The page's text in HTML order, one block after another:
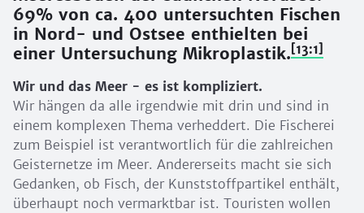
69% von ca. 400 untersuchten Fischen
in Nord- und Ostsee enthielten bei
einer Untersuchung Mikroplastik. [13:1]
Wir und das Meer - es ist kompliziert.
Wir hängen da alle irgendwie mit drin und sind in
einem komplexen Thema verheddert. Die Fischerei
zum Beispiel ist verantwortlich für die zahlreichen
Geisternetze im Meer. Andererseits macht sie sich
Gedanken, ob Fisch, der Kunststoffpartikel enthält,
überhaupt noch vermarktbar ist. Touristen wollen